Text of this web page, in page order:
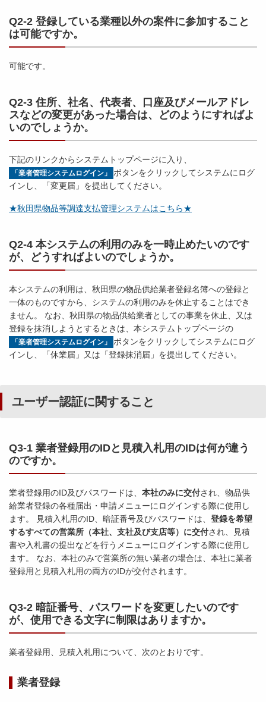
Q2-2 登録している業種以外の案件に参加すること
は可能ですか。
可能です。
Q2-3 住所、社名、代表者、口座及びメールアドレ
スなどの変更があった場合は、どのようにすればよ
いのでしょうか。
下記のリンクからシステムトップページに入り、
「業者管理システムログイン」
ボタンをクリックしてシステムにログ
インし、「変更届」を提出してください。
★秋田県物品等調達支払管理システムはこちら★
Q2-4 本システムの利用のみを一時止めたいのです
が、どうすればよいのでしょうか。
本システムの利用は、秋田県の物品供給業者登録名簿への登録と
一体のものですから、システムの利用のみを休止することはでき
ません。 なお、秋田県の物品供給業者としての事業を休止、又は
登録を抹消しようとするときは、本システムトップページの
「業者管理システムログイン」
ボタンをクリックしてシステムにログ
インし、「休業届」又は「登録抹消届」を提出してください。
ユーザー認証に関すること
Q3-1 業者登録用のIDと見積入札用のIDは何が違う
のですか。
業者登録用のID及びパスワードは、 本社のみに交付され、物品供
給業者登録の各種届出・申請メニューにログインする際に使用し
ます。 見積入札用のID、暗証番号及びパスワードは、 登録を希望
するすべての営業所（本社、支社及び支店等）に交付され、見積
書や入札書の提出などを行うメニューにログインする際に使用し
ます。 なお、本社のみで営業所の無い業者の場合は、本社に業者
登録用と見積入札用の両方のIDが交付されます。
Q3-2 暗証番号、パスワードを変更したいのです
が、使用できる文字に制限はありますか。
業者登録用、見積入札用について、次のとおりです。
業者登録